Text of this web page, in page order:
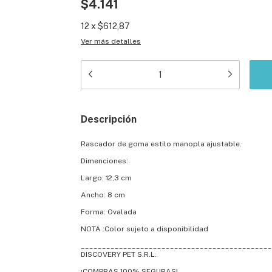
$4.141
12 x $612,87
Ver más detalles
Descripción
Rascador de goma estilo manopla ajustable.
Dimenciones:
Largo: 12,3 cm
Ancho: 8 cm
Forma: Ovalada
NOTA :Color sujeto a disponibilidad
DISCOVERY PET S.R.L.